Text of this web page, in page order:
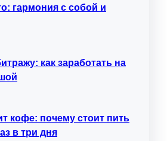
гармония с собой и
как заработать на
кофе: почему стоит пить
в три дня